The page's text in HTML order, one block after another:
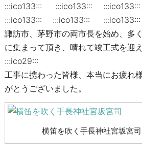
:::ico133::: :::ico133:::
:::ico133::: :::ico133::: :::ico133:::
諏訪市、茅野市の両市長を始め、多
に集まって頂き、晴れて竣工式を迎
:::ico29:::
工事に携わった皆様、本当にお疲れ
がとうございました。
横笛を吹く手長神社宮坂宮司